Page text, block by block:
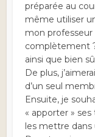
préparée au
même utiliser
mon professeur
complètement
ainsi que bien
De plus,
d’un seul
Ensuite, je
« apporter »
les mettre dans